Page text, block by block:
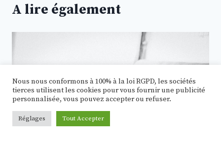
A lire également
Nous nous conformons à 100% à la loi RGPD, les sociétés
tierces utilisent les cookies pour vous fournir une publicité
personnalisée, vous pouvez accepter ou refuser.
Réglages Tout Accepter